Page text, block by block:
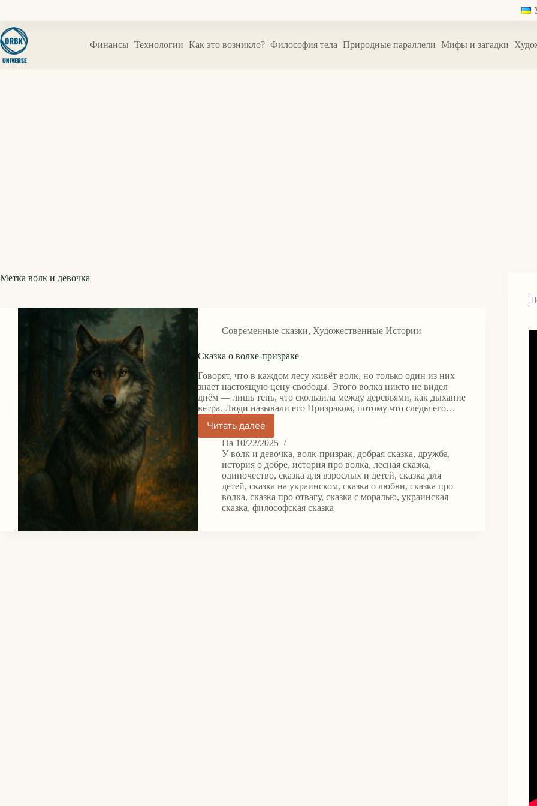
сути
Финансы Технологии Как это возникло? Философия тела Природные параллели Мифы и загадки
Метка волк и девочка
Современные сказки, Художественные Истории
Сказка о волке-призраке
Говорят, что в каждом лесу живёт волк, но только один из них
знает настоящую цену свободы. Этого волка никто не видел
днём — лишь тень, что скользила между деревьями, как дыхание
ветра. Люди называли его Призраком, потому что следы его…
Читать далее
Сказка
о
волке-
призраке
На 10/22/2025
У волк и девочка,волк-призрак, добрая сказка, дружба,
история о добре,история про волка,лесная сказка,
одиночество,сказка для взрослых и детей,сказка для
детей,сказка на украинском,сказка о любви,сказка про
волка,сказка про отвагу,сказка с моралью,украинская
сказка,философская сказка